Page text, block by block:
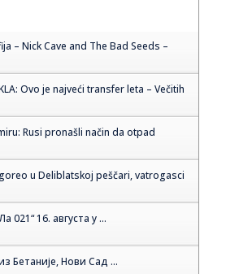
– Nick Cave and The Bad Seeds –
Ovo je najveći transfer leta – Večitih
Rusi pronašli način da otpad
u Deliblatskoj peščari, vatrogasci
021“ 16. августа у ...
Бетаније, Нови Сад ...